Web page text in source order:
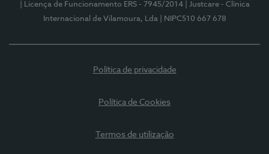
| Licença de Funcionamento ERS - 7945/2014
| Justcare - Clínica
Internacional de Vilamoura, Lda
| NIPC510 667 678
Política de privacidade
Política de Cookies
Termos de utilização